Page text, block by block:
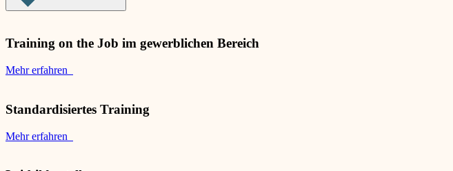
Training on the Job im gewerblichen Bereich
Mehr erfahren
Standardisiertes Training
Mehr erfahren